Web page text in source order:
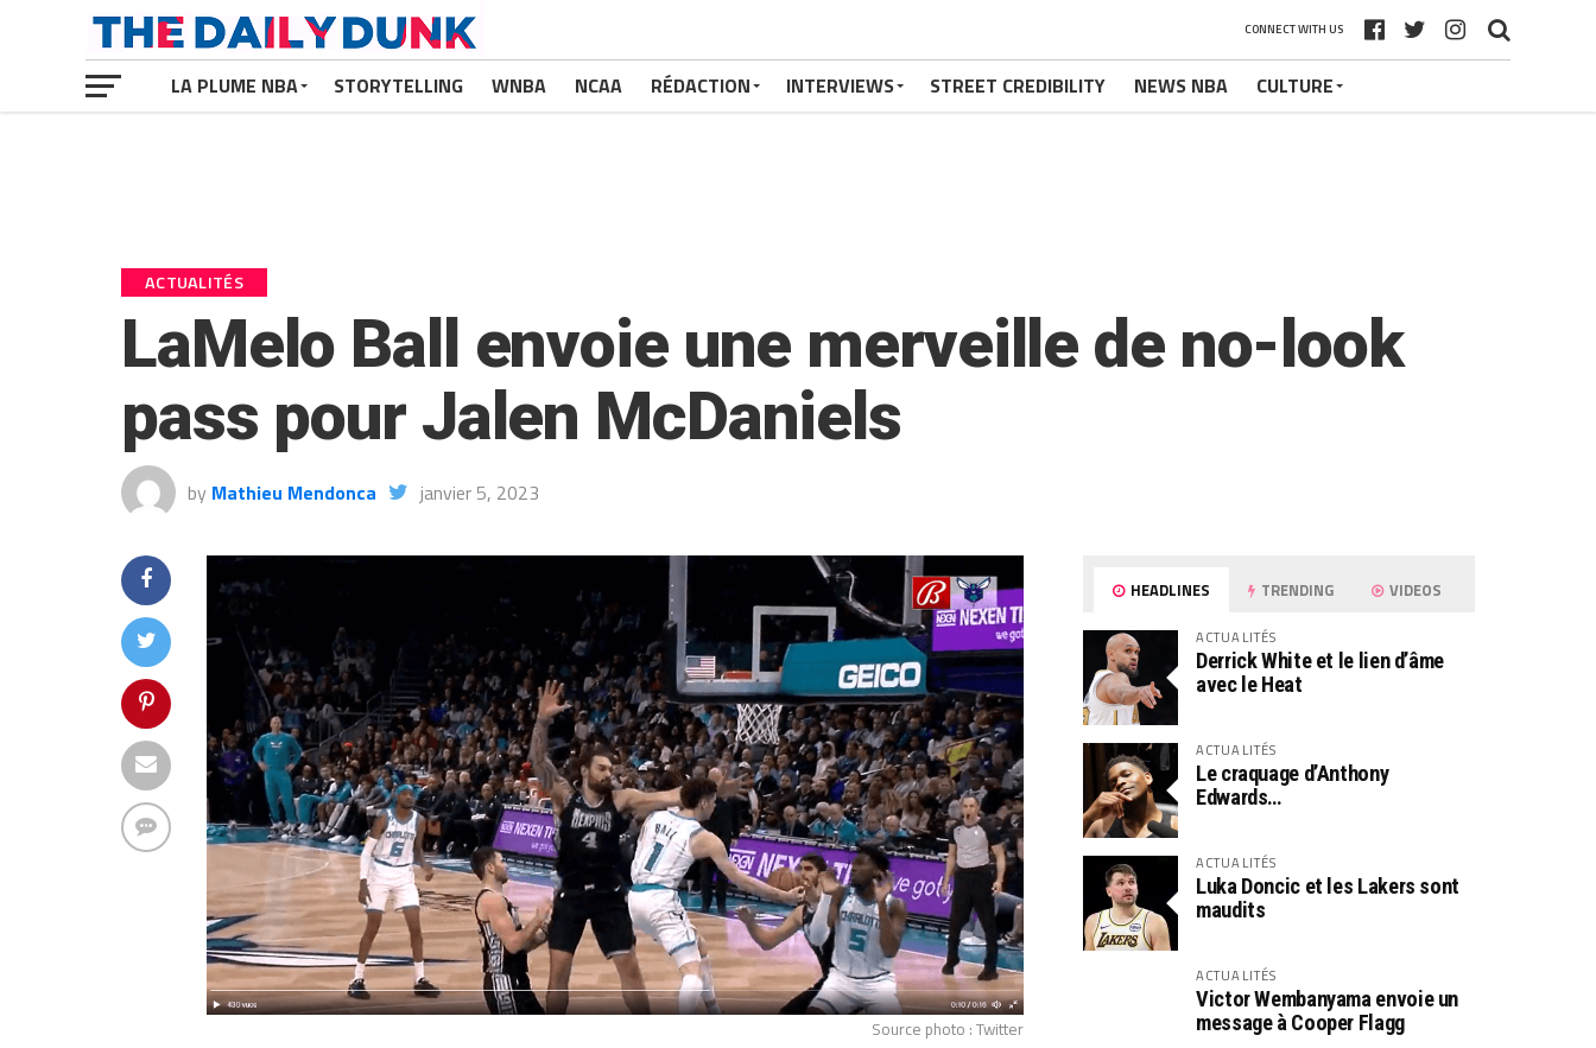
CONNECT WITH US
LA PLUME NBA STORYTELLING WNBA NCAA RÉDACTION INTERVIEWS STREET CREDIBILITY NEWS NBA CULTURE
ACTUALITÉS
LaMelo Ball envoie une merveille de no-look
pass pour Jalen McDaniels
by Mathieu Mendonca janvier 5, 2023
Source photo : Twitter
HEADLINES TRENDING VIDEOS
ACTUALITÉS
Derrick White et le lien d’âme
avec le Heat
ACTUALITÉS
Le craquage d’Anthony
Edwards…
ACTUALITÉS
Luka Doncic et les Lakers sont
maudits
ACTUALITÉS
Victor Wembanyama envoie un
message à Cooper Flagg